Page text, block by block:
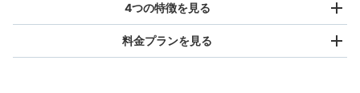
4つの特徴を見る
料金プランを見る